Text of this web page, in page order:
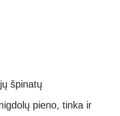
špinatų
pieno, tinka ir